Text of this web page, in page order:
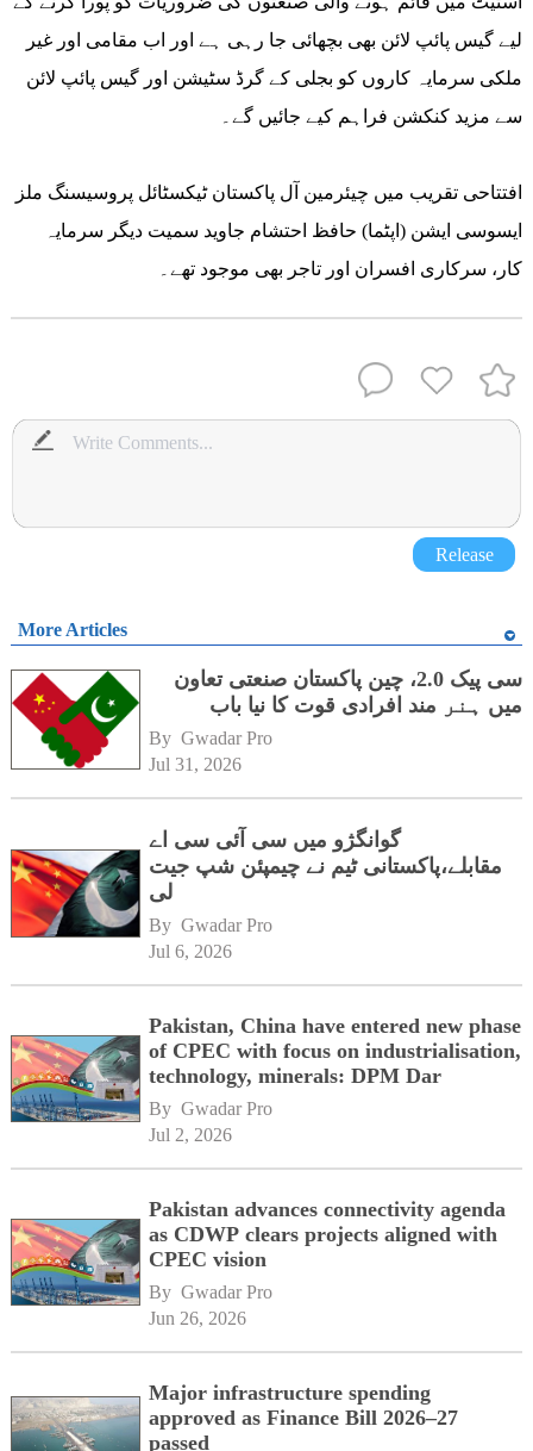
لیے گیس پائپ لائن بھی بچھائی جا رہی ہے اور اب مقامی اور غیر
ملکی سرمایہ کاروں کو بجلی کے گرڈ سٹیشن اور گیس پائپ لائن
سے مزید کنکشن فراہم کیے جائیں گے۔
افتتاحی تقریب میں چیئرمین آل پاکستان ٹیکسٹائل پروسیسنگ ملز
ایسوسی ایشن (اپٹما) حافظ احتشام جاوید سمیت دیگر سرمایہ
کار، سرکاری افسران اور تاجر بھی موجود تھے۔
Release
More Articles
سی پیک 2.0، چین پاکستان صنعتی تعاون
میں ہنر مند افرادی قوت کا نیا باب
By Gwadar Pro
Jul 31, 2026
گوانگژو میں سی آئی سی اے
مقابلے،پاکستانی ٹیم نے چیمپئن شپ جیت
لی
By Gwadar Pro
Jul 6, 2026
Pakistan, China have entered new phase
of CPEC with focus on industrialisation,
technology, minerals: DPM Dar
By Gwadar Pro
Jul 2, 2026
Pakistan advances connectivity agenda
as CDWP clears projects aligned with
CPEC vision
By Gwadar Pro
Jun 26, 2026
Major infrastructure spending
approved as Finance Bill 2026–27
passed